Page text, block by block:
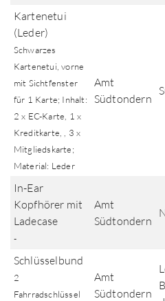
Kartenetui
(Leder)
Schwarzes
Kartenetui, vorne
mit Sichtfenster
für 1 Karte; Inhalt:
2 x EC-Karte, 1 x
Kreditkarte, , 3 x
Mitgliedskarte;
Material: Leder
Amt
Südtondern
In-Ear
Kopfhörer mit
Ladecase
-
Amt
Südtondern
Schlüsselbund
2
Fahrradschlüssel
Amt
Südtondern